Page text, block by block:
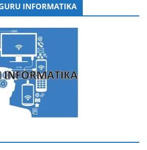
INFORMATIKA